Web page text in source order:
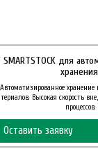
SMARTSTOCK для
Автоматизированное
Высокая скорость
процессов.
Оставить заявку